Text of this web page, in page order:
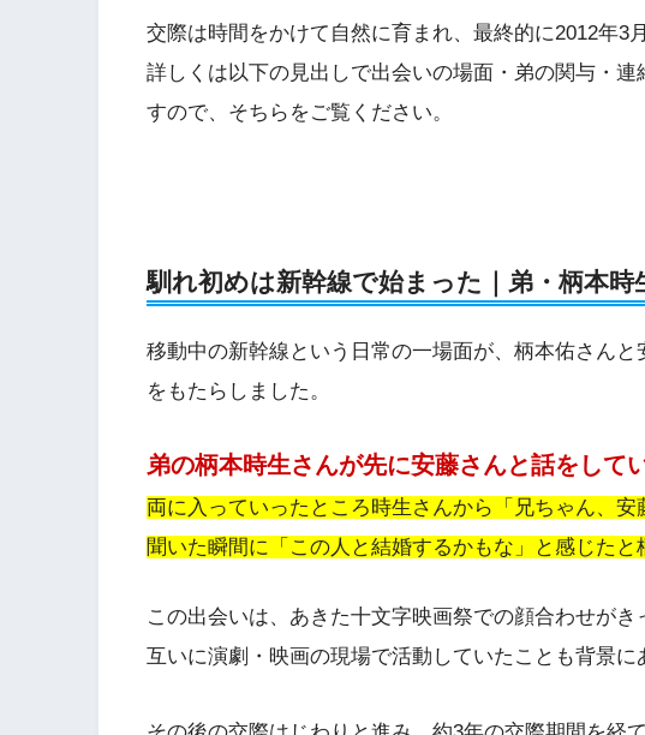
交際は時間をかけて自然に育まれ、最終的に2012年3
詳しくは以下の見出しで出会いの場面・弟の関与・
すので、そちらをご覧ください。
馴れ初めは新幹線で始まった｜弟・柄本
移動中の新幹線という日常の一場面が、柄本佑さん
をもたらしました。
弟の柄本時生さんが先に安藤さんと話をして
両に入っていったところ時生さんから「兄ちゃん、
聞いた瞬間に「この人と結婚するかもな」と感じたと
この出会いは、あきた十文字映画祭での顔合わせが
互いに演劇・映画の現場で活動していたことも背景に